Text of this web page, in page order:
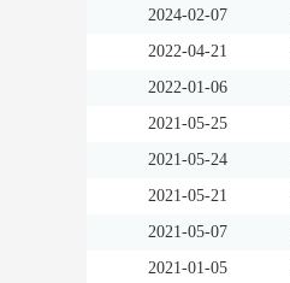
2024-02-07
2022-04-21
2022-01-06
2021-05-25
2021-05-24
2021-05-21
2021-05-07
2021-01-05